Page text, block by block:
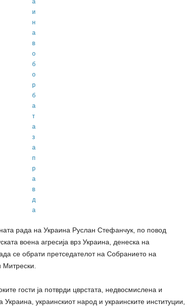
рада на Украина Руслан Стефанчук, по повод
воена агресија врз Украина, денеска на
се обрати претседателот на Собранието на
гости ја потврди цврстата, недвосмислена и
украинскиот народ и украинските институции,